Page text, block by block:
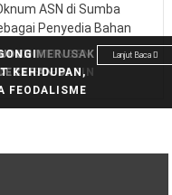
KONTINGEN
DI SOERATIN
Lanjut Baca
MERUSAK
DI
Lanjut Baca
KEHIDUPAN,
FEODALISME
Lanjut Baca
ASN di Sumba
Penyedia Bahan